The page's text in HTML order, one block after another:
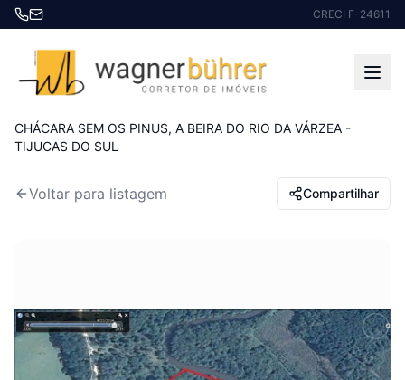
CRECI F-24611
CHÁCARA SEM OS PINUS, A BEIRA DO RIO DA VÁRZEA -
TIJUCAS DO SUL
Voltar para listagem Compartilhar